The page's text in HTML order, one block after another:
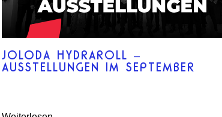
JOLODA HYDRAROLL –
AUSSTELLUNGEN IM SEPTEMBER